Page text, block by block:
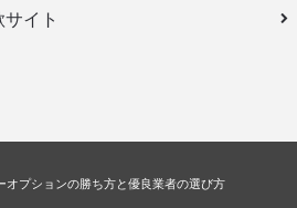
イト
オプションの勝ち方と優良業者の選び方